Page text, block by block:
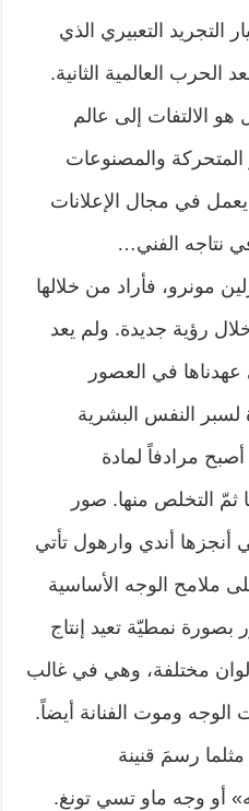
التجريد التعبيري الذي
العالمية الثانية.
الالتفات إلى عالم
المتحركة والمصنوعات
في مجال الإعلانات
نتاجه الفني…
مونرو، فأراد من خلالها
رؤية جديدة. ولم يعد
عهدناها في العصور
لسبر النفس البشرية
مرادفاً لمادة
ثمّ التخلص منها. صور
أنجزها أندي وارهول تأتي
ملامح الوجه الأساسية
بصورة نمطيّة تعيد إنتاج
مختلفة، وهي في غالب
الوجه وموت الفنانة أيضاً.
رسمَ قنينة
أو وجه ماو تسي تونغ.